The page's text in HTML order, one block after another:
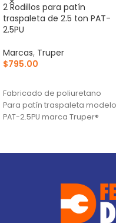
2 Rodillos para patín
traspaleta de 2.5 ton PAT-
2.5PU
Marcas, Truper
$795.00
Fabricado de poliuretano
Para patín traspaleta modelo
PAT-2.5PU marca Truper®